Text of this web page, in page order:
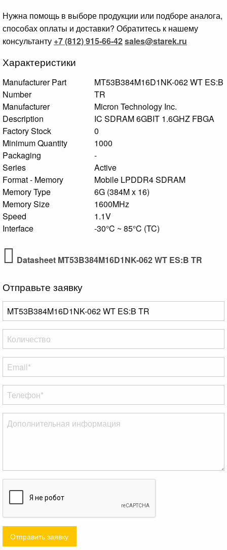
Нужна помощь в выборе продукции или подборе аналога,
способах оплаты и доставки? Обратитесь к нашему
консультанту +7 (812) 915-66-42sales@starek.ru
Характеристики
Manufacturer Part
Number
MT53B384M16D1NK-062 WT ES:B
TR
Manufacturer
Micron Technology Inc.
Description
IC SDRAM 6GBIT 1.6GHZ FBGA
Factory Stock
0
Minimum Quantity
1000
Packaging
-
Series
Active
Format - Memory
Mobile LPDDR4 SDRAM
Memory Type
6G (384M x 16)
Memory Size
1600MHz
Speed
1.1V
Interface
-30°C ~ 85°C (TC)
Datasheet MT53B384M16D1NK-062 WT ES:B TR
Отправьте заявку
Отправить заявку